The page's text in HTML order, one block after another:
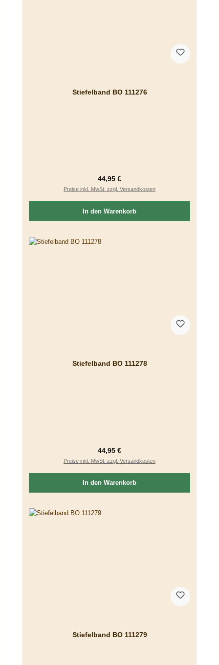
Stiefelband BO 111276
Regulärer Preis:
44,95 €
Preise inkl. MwSt. zzgl. Versandkosten
In den Warenkorb
Stiefelband BO 111278
Regulärer Preis:
44,95 €
Preise inkl. MwSt. zzgl. Versandkosten
In den Warenkorb
Stiefelband BO 111279